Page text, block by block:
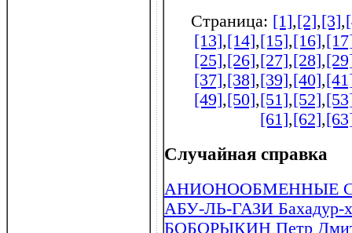
Страница: [1],[2],[3],
[13],[14],[15],[16],
[25],[26],[27],[28],
[37],[38],[39],[40],
[49],[50],[51],[52],
[61],[62],
Случайная справка
АНИОНООБМЕННЫЕ
АБУ-ЛЬ-ГАЗИ Бахадур-
БОБОРЫКИН Петр